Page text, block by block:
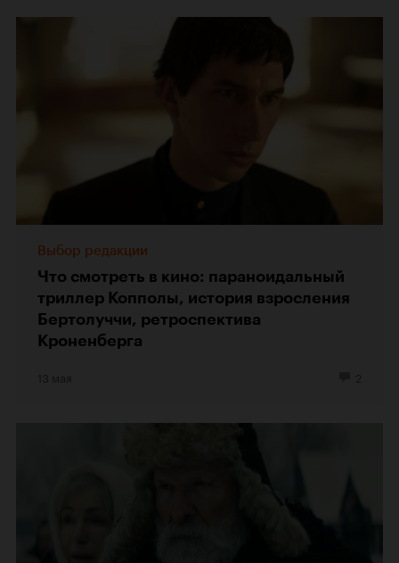
Выбор редакции
Что смотреть в кино: параноидальный
триллер Копполы, история взросления
Бертолуччи, ретроспектива
Кроненберга